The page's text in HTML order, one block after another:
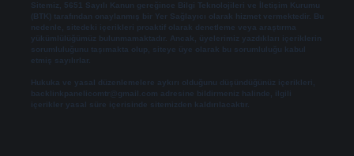
Sitemiz, 5651 Sayılı Kanun gereğince Bilgi Teknolojileri ve İletişim Kurumu
(BTK) tarafından onaylanmış bir Yer Sağlayıcı olarak hizmet vermektedir. Bu
nedenle, sitedeki içerikleri proaktif olarak denetleme veya araştırma
yükümlülüğümüz bulunmamaktadır. Ancak, üyelerimiz yazdıkları içeriklerin
sorumluluğunu taşımakta olup, siteye üye olarak bu sorumluluğu kabul
etmiş sayılırlar.
Hukuka ve yasal düzenlemelere aykırı olduğunu düşündüğünüz içerikleri,
backlinkpanelicomtr@gmail.com adresine bildirmeniz halinde, ilgili
içerikler yasal süre içerisinde sitemizden kaldırılacaktır.